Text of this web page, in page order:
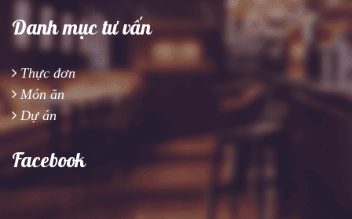
Danh mục tư vấn
Thực đơn
Món ăn
Dự án
Facebook